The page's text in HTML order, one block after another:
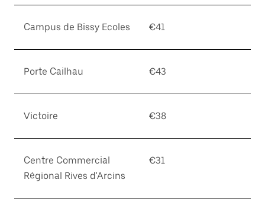
Campus de Bissy Ecoles €41
Porte Cailhau €43
Victoire €38
Centre Commercial
Régional Rives d'Arcins
€31